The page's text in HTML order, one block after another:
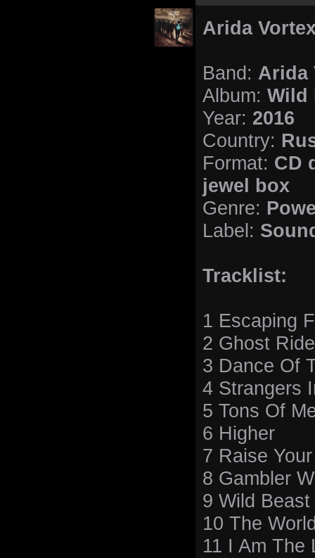
Arida
Band: Arida
Album: Wild
Year: 2016
Country:
Format: CD
jewel box
Genre:
Label:
Tracklist:
1 Escaping
2 Ghost
3 Danсe Of
4 Strangers
5 Tons Of
6 Higher
7 Raise
8 Gambler
9 Wild
10 The
11 I Am The